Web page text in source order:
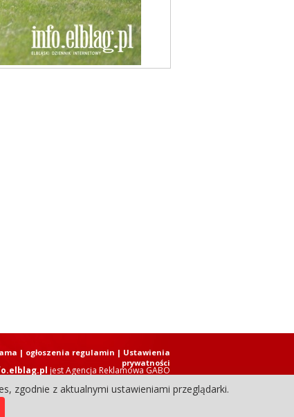
jestAgencja Reklamowa GABO
Internetowy. Wszystkie prawa zastrzeżone.
| ogłoszenia regulamin | Ustawienia
prywatności
zgodnie z aktualnymi ustawieniami przeglądarki.